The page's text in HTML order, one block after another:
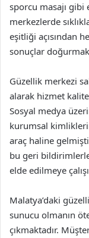
sporcu masajı
merkezlerde
eşitliği açısından
sonuçlar
Güzellik merkezi
alarak hizmet
Sosyal medya
kurumsal
araç haline
bu geri
elde edilmeye
Malatya’daki
sunucu olmanın
çıkmaktadır.